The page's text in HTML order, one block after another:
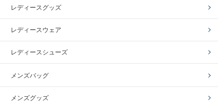
レディースグッズ
レディースウェア
レディースシューズ
メンズバッグ
メンズグッズ